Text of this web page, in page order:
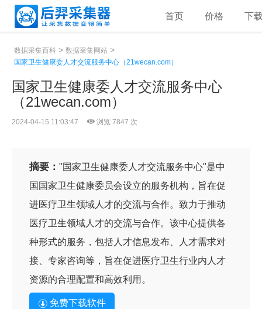
首页 价格 下
数据采集百科 > 数据采集网站 >
国家卫生健康委人才交流服务中心（21wecan.com）
国家卫生健康委人才交流服务中心
（21wecan.com）
2024-04-15 11:03:47 浏览 7847 次
摘要： "国家卫生健康委人才交流服务中心"是中
国国家卫生健康委员会设立的服务机构，旨在促
进医疗卫生领域人才的交流与合作。致力于推动
医疗卫生领域人才的交流与合作。该中心提供各
种形式的服务，包括人才信息发布、人才需求对
接、专家咨询等，旨在促进医疗卫生行业内人才
资源的合理配置和高效利用。
免费下载软件